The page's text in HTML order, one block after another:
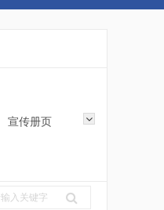
宣传册页